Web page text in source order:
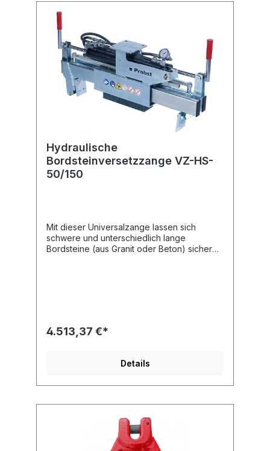
Hydraulische
Bordsteinversetzzange VZ-HS-
50/150
Mit dieser Universalzange lassen sich
schwere und unterschiedlich lange
Bordsteine (aus Granit oder Beton) sicher
Stahlgreifbacken. Bestellnummer: 51600014
Typ: VZ-HS-50/150 Grundgerät
Gewicht/Eigengewicht (kg): 75 Eintauchtiefe
(mm): 60/120 Backenlänge (mm): 100
4.513,37 €*
Details